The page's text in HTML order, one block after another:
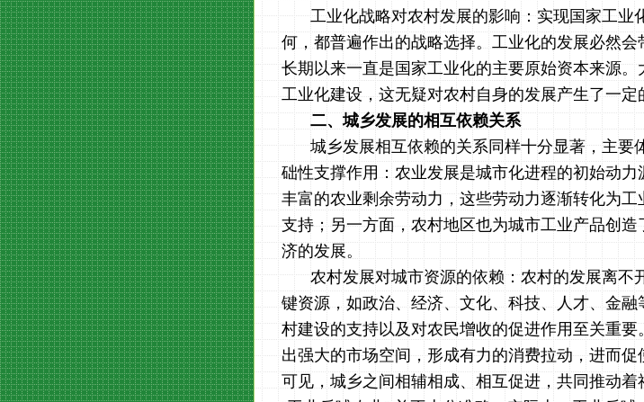
工业化战略对农村发展的影响：实现国家工业
何，都普遍作出的战略选择。工业化的发展必然
长期以来一直是国家工业化的主要原始资本来源
工业化建设，这无疑对农村自身的发展产生了一定
二、城乡发展的相互依赖关系
城乡发展相互依赖的关系同样十分显著，主要
础性支撑作用：农业发展是城市化进程的初始动
丰富的农业剩余劳动力，这些劳动力逐渐转化为
支持；另一方面，农村地区也为城市工业产品创
济的发展。
农村发展对城市资源的依赖：农村的发展离不
键资源，如政治、经济、文化、科技、人才、金
村建设的支持以及对农民增收的促进作用至关重
出强大的市场空间，形成有力的消费拉动，进而
可见，城乡之间相辅相成、相互促进，共同推动